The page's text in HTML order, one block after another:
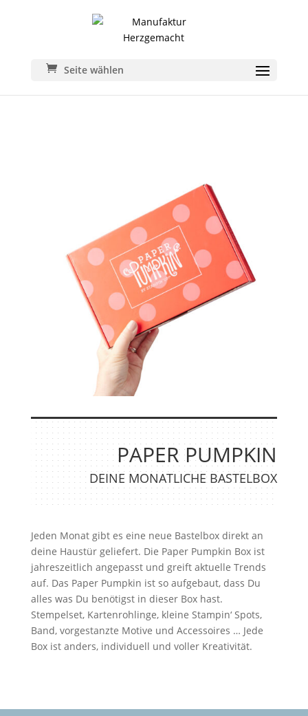
Seite wählen
PAPER PUMPKIN
DEINE MONATLICHE BASTELBOX
Jeden Monat gibt es eine neue Bastelbox direkt an
deine Haustür geliefert. Die Paper Pumpkin Box ist
jahreszeitlich angepasst und greift aktuelle Trends
auf. Das Paper Pumpkin ist so aufgebaut, dass Du
alles was Du benötigst in dieser Box hast.
Stempelset, Kartenrohlinge, kleine Stampin‘ Spots,
Band, vorgestanzte Motive und Accessoires … Jede
Box ist anders, individuell und voller Kreativität.